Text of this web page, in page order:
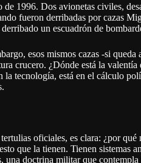
1996. Dos avionetas civiles,
fueron derribadas por cazas
un escuadrón de
esos mismos cazas -si queda
crucero. ¿Dónde está la valentía
la tecnología, está en el cálculo
oficiales, es clara: ¿por qué
que la tienen. Tienen sistemas
una doctrina militar que contempla